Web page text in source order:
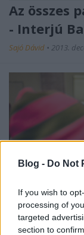
Blog - Do Not
If you wish to
processing of
targeted
section to
Az összes
- Interjú
Sajó Dávid • 2013.